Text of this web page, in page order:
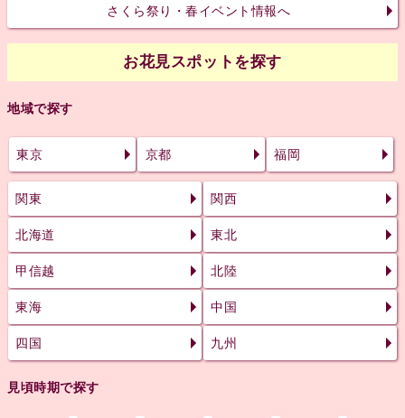
さくら祭り・春イベント情報へ
お花見スポットを探す
地域で探す
東京 京都 福岡
関東 関西
北海道 東北
甲信越 北陸
東海 中国
四国 九州
見頃時期で探す